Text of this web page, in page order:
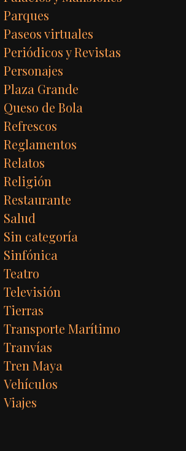
Parques
Paseos virtuales
Periódicos y Revistas
Personajes
Plaza Grande
Queso de Bola
Refrescos
Reglamentos
Relatos
Religión
Restaurante
Salud
Sin categoría
Sinfónica
Teatro
Televisión
Tierras
Transporte Marítimo
Tranvías
Tren Maya
Vehículos
Viajes